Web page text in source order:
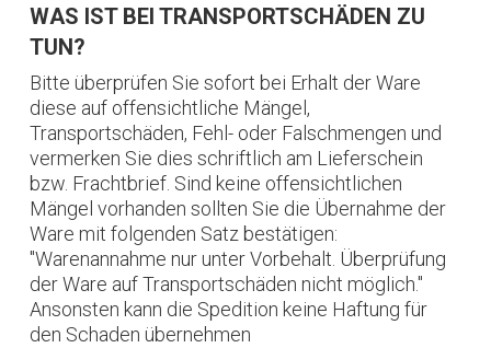
WAS IST BEI TRANSPORTSCHÄDEN ZU
TUN?
Bitte überprüfen Sie sofort bei Erhalt der Ware
diese auf offensichtliche Mängel,
Transportschäden, Fehl- oder Falschmengen und
vermerken Sie dies schriftlich am Lieferschein
bzw. Frachtbrief. Sind keine offensichtlichen
Mängel vorhanden sollten Sie die Übernahme der
Ware mit folgenden Satz bestätigen:
"Warenannahme nur unter Vorbehalt. Überprüfung
der Ware auf Transportschäden nicht möglich."
Ansonsten kann die Spedition keine Haftung für
den Schaden übernehmen